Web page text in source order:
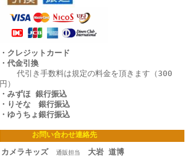
・クレジットカード
・代金引換
代引き手数料は規定の料金を頂きます（300
円）
・みずほ 銀行振込
・りそな 銀行振込
・ゆうちょ銀行振込
お問い合わせ連絡先
カメラキッズ 通販担当 大岩 道博